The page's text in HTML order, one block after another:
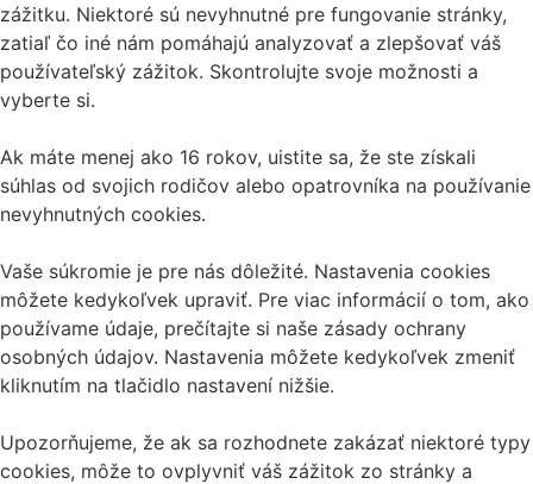
zážitku. Niektoré sú nevyhnutné pre fungovanie stránky,
zatiaľ čo iné nám pomáhajú analyzovať a zlepšovať váš
používateľský zážitok. Skontrolujte svoje možnosti a
vyberte si.
Ak máte menej ako 16 rokov, uistite sa, že ste získali
súhlas od svojich rodičov alebo opatrovníka na používanie
nevyhnutných cookies.
Vaše súkromie je pre nás dôležité. Nastavenia cookies
môžete kedykoľvek upraviť. Pre viac informácií o tom, ako
používame údaje, prečítajte si naše zásady ochrany
osobných údajov. Nastavenia môžete kedykoľvek zmeniť
kliknutím na tlačidlo nastavení nižšie.
Upozorňujeme, že ak sa rozhodnete zakázať niektoré typy
cookies, môže to ovplyvniť váš zážitok zo stránky a